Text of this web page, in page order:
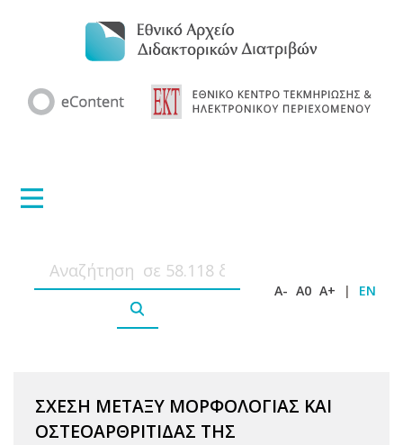
A- A0 A+ | EN
ΣΧΕΣΗ ΜΕΤΑΞΥ ΜΟΡΦΟΛΟΓΙΑΣ ΚΑΙ
ΟΣΤΕΟΑΡΘΡΙΤΙΔΑΣ ΤΗΣ